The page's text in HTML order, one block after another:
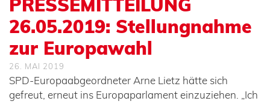
PRESSEMITTEILUNG
26.05.2019: Stellungnahme
zur Europawahl
26. MAI 2019
SPD-Europaabgeordneter Arne Lietz hätte sich
gefreut, erneut ins Europaparlament einzuziehen. „Ich